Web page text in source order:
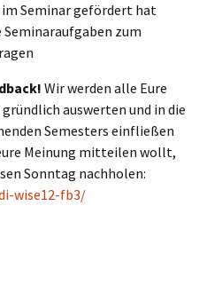
Seminar gefördert hat
Seminaraufgaben zum
Wir werden alle Eure
auswerten und in die
Semesters einfließen
Meinung mitteilen wollt,
Sonntag nachholen:
wise12-fb3/